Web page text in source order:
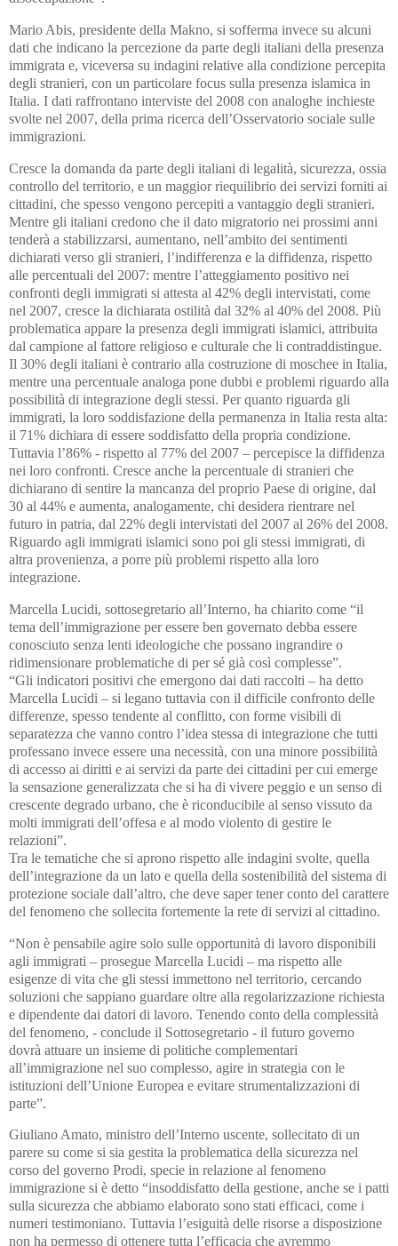
Mario Abis, presidente della Makno, si sofferma invece su alcuni
dati che indicano la percezione da parte degli italiani della presenza
immigrata e, viceversa su indagini relative alla condizione percepita
degli stranieri, con un particolare focus sulla presenza islamica in
Italia. I dati raffrontano interviste del 2008 con analoghe inchieste
svolte nel 2007, della prima ricerca dell’Osservatorio sociale sulle
immigrazioni.
Cresce la domanda da parte degli italiani di legalità, sicurezza, ossia
controllo del territorio, e un maggior riequilibrio dei servizi forniti ai
cittadini, che spesso vengono percepiti a vantaggio degli stranieri.
Mentre gli italiani credono che il dato migratorio nei prossimi anni
tenderà a stabilizzarsi, aumentano, nell’ambito dei sentimenti
dichiarati verso gli stranieri, l’indifferenza e la diffidenza, rispetto
alle percentuali del 2007: mentre l’atteggiamento positivo nei
confronti degli immigrati si attesta al 42% degli intervistati, come
nel 2007, cresce la dichiarata ostilità dal 32% al 40% del 2008. Più
problematica appare la presenza degli immigrati islamici, attribuita
dal campione al fattore religioso e culturale che li contraddistingue.
Il 30% degli italiani è contrario alla costruzione di moschee in Italia,
mentre una percentuale analoga pone dubbi e problemi riguardo alla
possibilità di integrazione degli stessi. Per quanto riguarda gli
immigrati, la loro soddisfazione della permanenza in Italia resta alta:
il 71% dichiara di essere soddisfatto della propria condizione.
Tuttavia l’86% - rispetto al 77% del 2007 – percepisce la diffidenza
nei loro confronti. Cresce anche la percentuale di stranieri che
dichiarano di sentire la mancanza del proprio Paese di origine, dal
30 al 44% e aumenta, analogamente, chi desidera rientrare nel
futuro in patria, dal 22% degli intervistati del 2007 al 26% del 2008.
Riguardo agli immigrati islamici sono poi gli stessi immigrati, di
altra provenienza, a porre più problemi rispetto alla loro
integrazione.
Marcella Lucidi, sottosegretario all’Interno, ha chiarito come “il
tema dell’immigrazione per essere ben governato debba essere
conosciuto senza lenti ideologiche che possano ingrandire o
ridimensionare problematiche di per sé già così complesse”.
“Gli indicatori positivi che emergono dai dati raccolti – ha detto
Marcella Lucidi – si legano tuttavia con il difficile confronto delle
differenze, spesso tendente al conflitto, con forme visibili di
separatezza che vanno contro l’idea stessa di integrazione che tutti
professano invece essere una necessità, con una minore possibilità
di accesso ai diritti e ai servizi da parte dei cittadini per cui emerge
la sensazione generalizzata che si ha di vivere peggio e un senso di
crescente degrado urbano, che è riconducibile al senso vissuto da
molti immigrati dell’offesa e al modo violento di gestire le
relazioni”.
Tra le tematiche che si aprono rispetto alle indagini svolte, quella
dell’integrazione da un lato e quella della sostenibilità del sistema di
protezione sociale dall’altro, che deve saper tener conto del carattere
del fenomeno che sollecita fortemente la rete di servizi al cittadino.
“Non è pensabile agire solo sulle opportunità di lavoro disponibili
agli immigrati – prosegue Marcella Lucidi – ma rispetto alle
esigenze di vita che gli stessi immettono nel territorio, cercando
soluzioni che sappiano guardare oltre alla regolarizzazione richiesta
e dipendente dai datori di lavoro. Tenendo conto della complessità
del fenomeno, - conclude il Sottosegretario - il futuro governo
dovrà attuare un insieme di politiche complementari
all’immigrazione nel suo complesso, agire in strategia con le
istituzioni dell’Unione Europea e evitare strumentalizzazioni di
parte”.
Giuliano Amato, ministro dell’Interno uscente, sollecitato di un
parere su come si sia gestita la problematica della sicurezza nel
corso del governo Prodi, specie in relazione al fenomeno
immigrazione si è detto “insoddisfatto della gestione, anche se i patti
sulla sicurezza che abbiamo elaborato sono stati efficaci, come i
numeri testimoniano. Tuttavia l’esiguità delle risorse a disposizione
non ha permesso di ottenere tutta l’efficacia che avremmo